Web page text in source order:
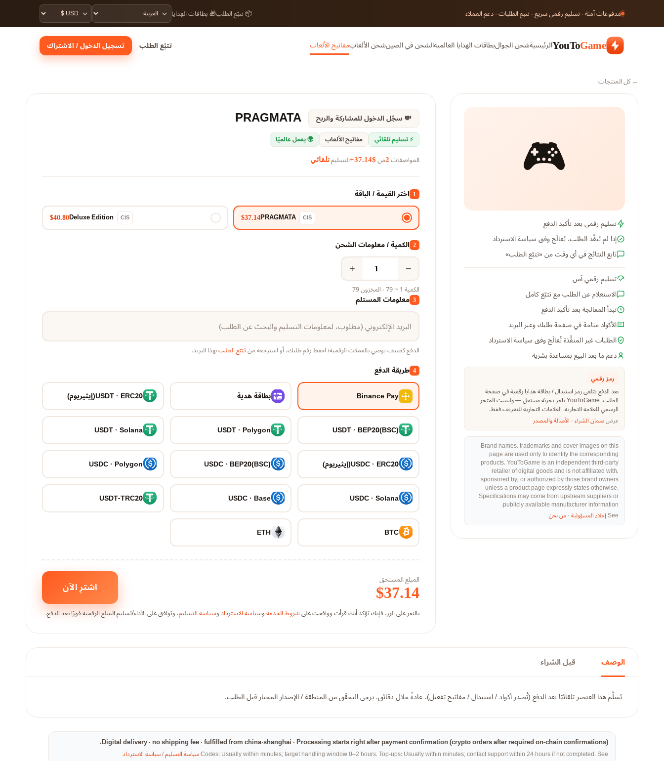
مدفوعات آمنة · تسليم رقمي سريع · تتبع الطلبات · دعم العملاء 📦 تتبّع الطلب🎁 بطاقات الهدايا
YouToGame الرئيسيةشحن الجوالبطاقات الهدايا العالميةالشحن في الصينشحن الألعابمفاتيح الألعاب تتبّع الطلب تسجيل الدخول / الاشتراك
← كل المنتجات
🎮
تسليم رقمي بعد تأكيد الدفع
إذا لم يُنفَّذ الطلب، يُعالَج وفق سياسة الاسترداد
تابع النتائج في أي وقت من «تتبّع الطلب»
تسليم رقمي آمن
الاستعلام عن الطلب مع تتبّع كامل
تبدأ المعالجة بعد تأكيد الدفع
الأكواد متاحة في صفحة طلبك وعبر البريد
الطلبات غير المنفَّذة تُعالَج وفق سياسة الاسترداد
دعم ما بعد البيع بمساعدة بشرية
رمز رقمي
بعد الدفع تتلقى رمز استبدال / بطاقة هدايا رقمية في صفحة
الطلب. YouToGame تاجر تجزئة مستقل — وليست المتجر
الرسمي للعلامة التجارية. العلامات التجارية للتعريف فقط.
عرضضمان الشراء· الأصالة والمصدر
Brand names, trademarks and cover images on this
page are used only to identify the corresponding
products. YouToGame is an independent third-party
retailer of digital goods and is not affiliated with,
sponsored by, or authorized by those brand owners
unless a product page expressly states otherwise.
Specifications may come from upstream suppliers or
publicly available manufacturer information.
Seeإخلاء المسؤولية·من نحن
💸 سجّل الدخول للمشاركة والربح PRAGMATA
⚡ تسليم تلقائي مفاتيح الألعاب 🌍 يعمل عالميًا
المواصفات 2من $37.14+ التسليمتلقائي
1 اختر القيمة / الباقة
PRAGMATA CIS
$37.14
Deluxe Edition CIS
$40.80
2 الكمية / معلومات الشحن
−
+
الكمية 1 ~ 79 · المخزون 79
3 معلومات المستلم
الدفع كضيف يوصي بالعملات الرقمية؛ احفظ رقم طلبك، أو استرجعه منتتبّع الطلببهذا البريد.
4 طريقة الدفع
Binance Pay
بطاقة هدية USDT · ERC20(إيثيريوم)
USDT · BEP20(BSC)
USDT · Polygon
USDT · Solana
USDC · ERC20(إيثيريوم) USDC · BEP20(BSC)
USDC · Polygon
USDC · Solana
USDC · Base
USDT-TRC20
BTC
ETH
المبلغ المستحق
$37.14 اشترِ الآن
بالنقر على الزر، فإنك تؤكد أنك قرأت ووافقت علىشروط الخدمةوسياسة الاستردادوسياسة التسليم، وتوافق على الأداء/تسليم السلع الرقمية فورًا بعد الدفع.
الوصف قبل الشراء
يُسلَّم هذا العنصر تلقائيًا بعد الدفع (تُصدر أكواد / استبدال / مفاتيح تفعيل)، عادةً خلال دقائق. يرجى التحقّق من المنطقة / الإصدار المختار قبل الطلب.
Digital delivery · no shipping fee · fulfilled from china·shanghai · Processing starts right after payment confirmation (crypto orders after required on-chain confirmations).
Codes: Usually within minutes; target handling window 0–2 hours. Top-ups: Usually within minutes; contact support within 24 hours if not completed. Seeسياسة التسليم/سياسة الاسترداد